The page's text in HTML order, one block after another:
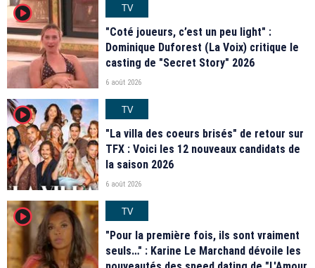
player2
TV
"Coté joueurs, c’est un peu light" :
Dominique Duforest (La Voix) critique le
casting de "Secret Story" 2026
6 août 2026
player2
TV
"La villa des coeurs brisés" de retour sur
TFX : Voici les 12 nouveaux candidats de
la saison 2026
6 août 2026
player2
TV
"Pour la première fois, ils sont vraiment
seuls…" : Karine Le Marchand dévoile les